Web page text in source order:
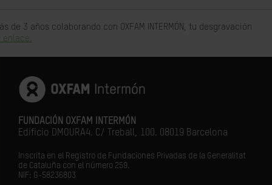
3 años colaborando con OXFAM INTERMÓN, tu desgravación
enlace.
FUNDACIÓN OXFAM INTERMÓN
Edificio DMOURA4. C/ Treball, 100. 08019 Barcelona
Inscrita en el Registro de Fundaciones Privadas de la Generalitat
de Cataluña con el número 259.
NIF: G-58236803